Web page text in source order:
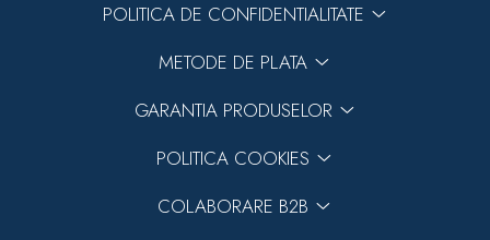
POLITICA DE CONFIDENTIALITATE
METODE DE PLATA
GARANTIA PRODUSELOR
POLITICA COOKIES
COLABORARE B2B